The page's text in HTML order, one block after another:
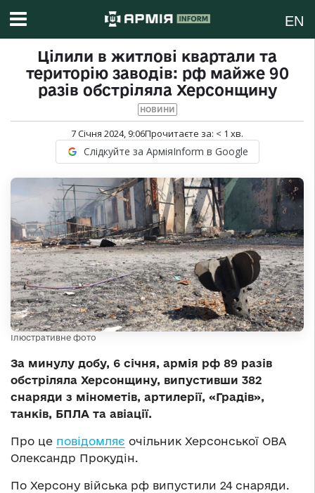
EN
Цілили в житлові квартали та
територію заводів: рф майже 90
разів обстріляла Херсонщину
НОВИНИ
7 Січня 2024, 9:06Прочитаєте за: < 1 хв.
Слідкуйте за АрміяInform в Google
Ілюстративне фото
За минулу добу, 6 січня, армія рф 89 разів
обстріляла Херсонщину, випустивши 382
снаряди з мінометів, артилерії, «Градів»,
танків, БПЛА та авіації.
Про це повідомляє очільник Херсонської ОВА
Олександр Прокудін.
По Херсону війська рф випустили 24 снаряди.